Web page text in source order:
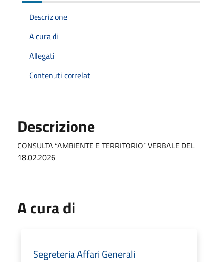
Descrizione
A cura di
Allegati
Contenuti correlati
Descrizione
CONSULTA “AMBIENTE E TERRITORIO” VERBALE DEL
18.02.2026
A cura di
Segreteria Affari Generali